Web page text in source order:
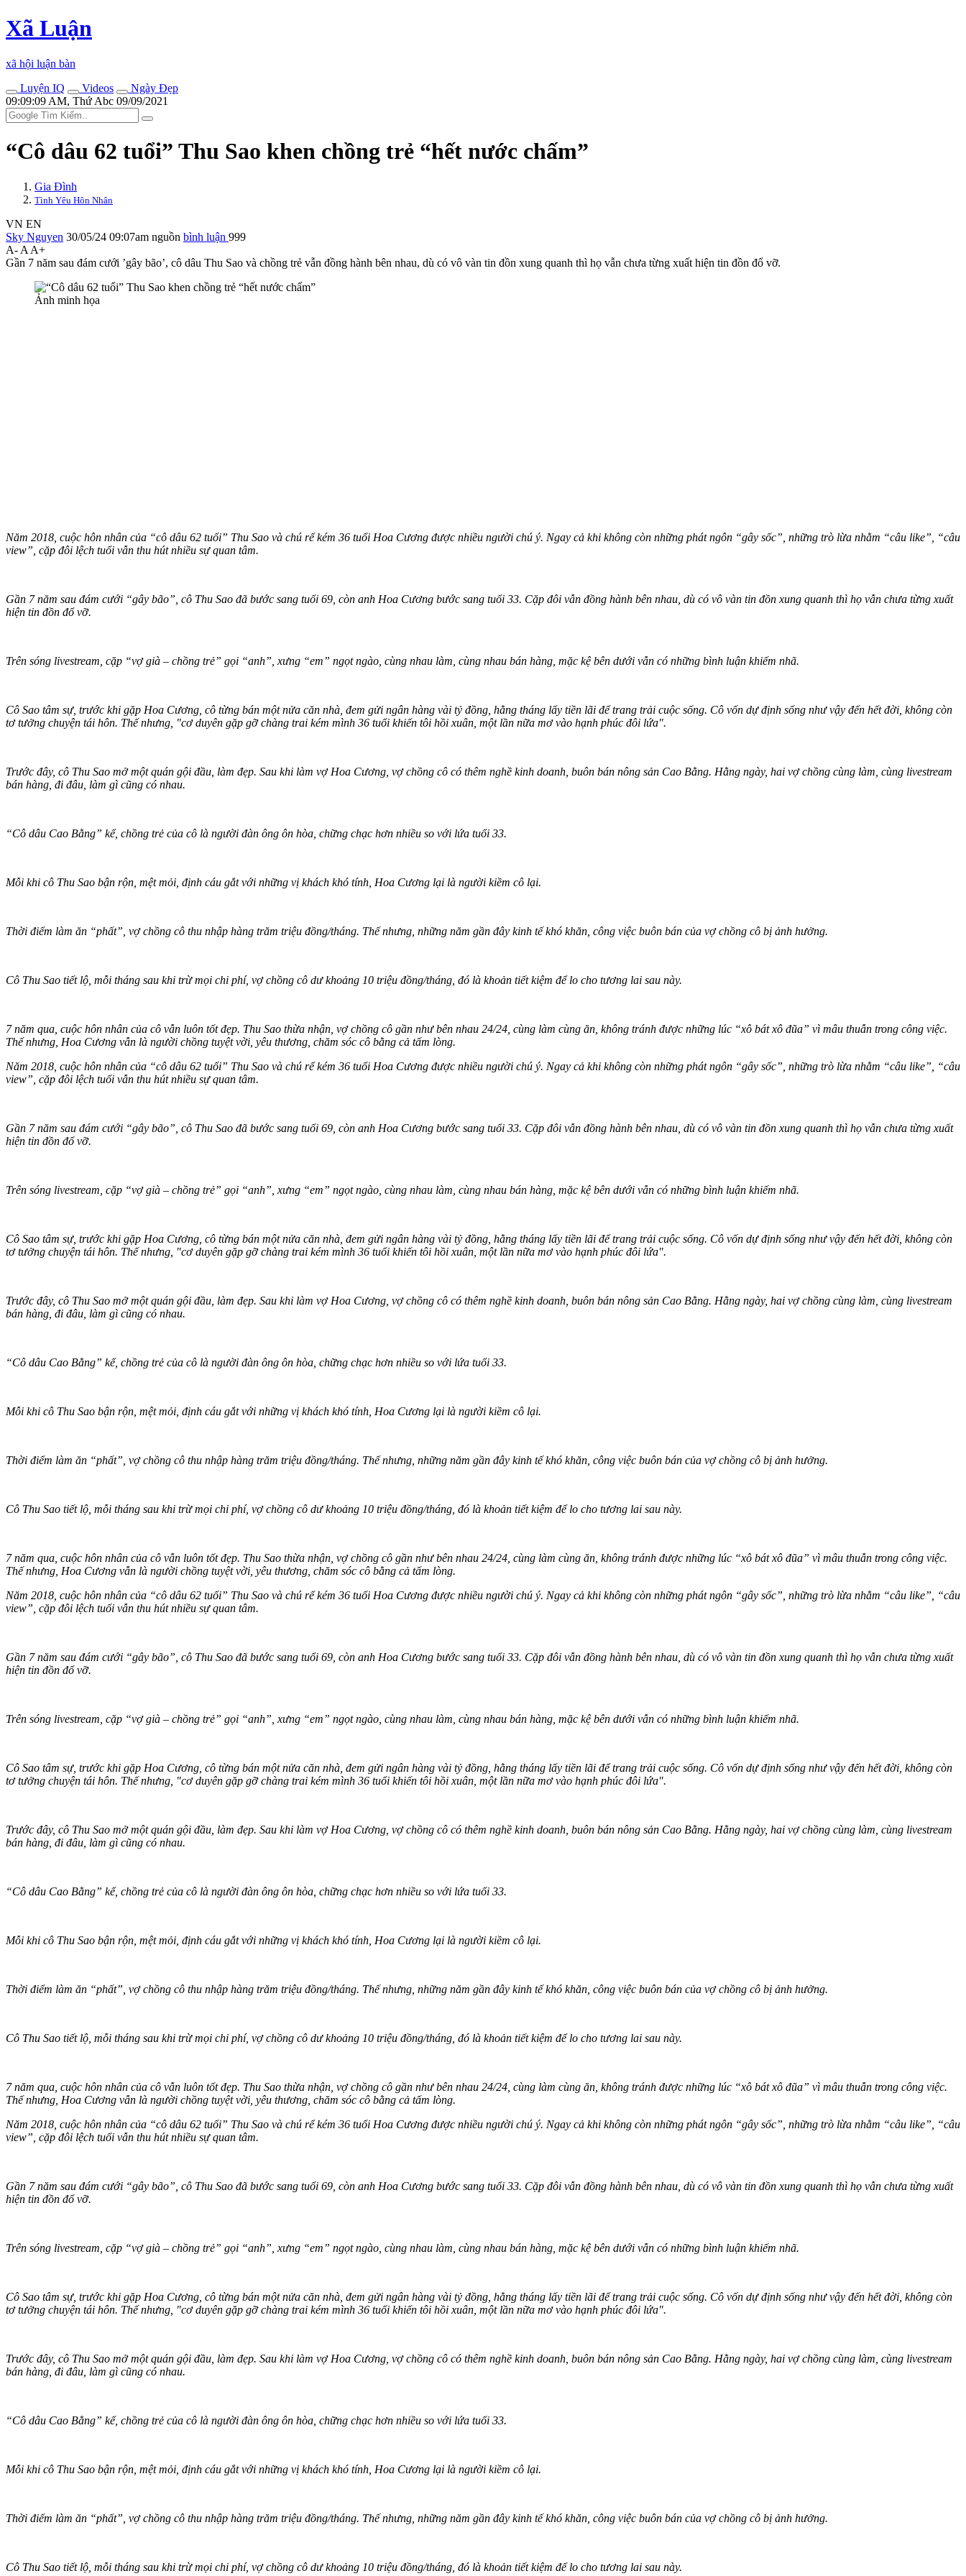
Xã Luận
xã hội luận bàn
Luyện IQ
Videos
Ngày Đẹp
09:09:09 AM, Thứ Abc 09/09/2021
“Cô dâu 62 tuổi” Thu Sao khen chồng trẻ “hết nước chấm”
Gia Đình
Tình Yêu Hôn Nhân
VN EN
Sky Nguyen 30/05/24 09:07am nguồn bình luận 999
A- A A+
Gần 7 năm sau đám cưới ’gây bão’, cô dâu Thu Sao và chồng trẻ vẫn đồng hành bên nhau, dù có vô vàn tin đồn xung quanh thì họ vẫn chưa từng xuất hiện tin đồn đổ vỡ.
Ảnh minh họa
Năm 2018, cuộc hôn nhân của “cô dâu 62 tuổi” Thu Sao và chú rể kém 36 tuổi Hoa Cương được nhiều người chú ý. Ngay cả khi không còn những phát ngôn “gây sốc”, những trò lừa nhằm “câu like”, “câu
view”, cặp đôi lệch tuổi vẫn thu hút nhiều sự quan tâm.
Gần 7 năm sau đám cưới “gây bão”, cô Thu Sao đã bước sang tuổi 69, còn anh Hoa Cương bước sang tuổi 33. Cặp đôi vẫn đồng hành bên nhau, dù có vô vàn tin đồn xung quanh thì họ vẫn chưa từng xuất
hiện tin đồn đổ vỡ.
Trên sóng livestream, cặp “vợ già – chồng trẻ” gọi “anh”, xưng “em” ngọt ngào, cùng nhau làm, cùng nhau bán hàng, mặc kệ bên dưới vẫn có những bình luận khiếm nhã.
Cô Sao tâm sự, trước khi gặp Hoa Cương, cô từng bán một nửa căn nhà, đem gửi ngân hàng vài tỷ đồng, hằng tháng lấy tiền lãi để trang trải cuộc sống. Cô vốn dự định sống như vậy đến hết đời, không còn
tơ tưởng chuyện tái hôn. Thế nhưng, "cơ duyên gặp gỡ chàng trai kém mình 36 tuổi khiến tôi hồi xuân, một lần nữa mơ vào hạnh phúc đôi lứa".
Trước đây, cô Thu Sao mở một quán gội đầu, làm đẹp. Sau khi làm vợ Hoa Cương, vợ chồng cô có thêm nghề kinh doanh, buôn bán nông sản Cao Bằng. Hằng ngày, hai vợ chồng cùng làm, cùng livestream
bán hàng, đi đâu, làm gì cũng có nhau.
“Cô dâu Cao Bằng” kể, chồng trẻ của cô là người đàn ông ôn hòa, chững chạc hơn nhiều so với lứa tuổi 33.
Mỗi khi cô Thu Sao bận rộn, mệt mỏi, định cáu gắt với những vị khách khó tính, Hoa Cương lại là người kiềm cô lại.
Thời điểm làm ăn “phất”, vợ chồng cô thu nhập hàng trăm triệu đồng/tháng. Thế nhưng, những năm gần đây kinh tế khó khăn, công việc buôn bán của vợ chồng cô bị ảnh hưởng.
Cô Thu Sao tiết lộ, mỗi tháng sau khi trừ mọi chi phí, vợ chồng cô dư khoảng 10 triệu đồng/tháng, đó là khoản tiết kiệm để lo cho tương lai sau này.
7 năm qua, cuộc hôn nhân của cô vẫn luôn tốt đẹp. Thu Sao thừa nhận, vợ chồng cô gần như bên nhau 24/24, cùng làm cùng ăn, không tránh được những lúc “xô bát xô đũa” vì mâu thuẫn trong công việc.
Thế nhưng, Hoa Cương vẫn là người chồng tuyệt vời, yêu thương, chăm sóc cô bằng cả tấm lòng.
Năm 2018, cuộc hôn nhân của “cô dâu 62 tuổi” Thu Sao và chú rể kém 36 tuổi Hoa Cương được nhiều người chú ý. Ngay cả khi không còn những phát ngôn “gây sốc”, những trò lừa nhằm “câu like”, “câu
view”, cặp đôi lệch tuổi vẫn thu hút nhiều sự quan tâm.
Gần 7 năm sau đám cưới “gây bão”, cô Thu Sao đã bước sang tuổi 69, còn anh Hoa Cương bước sang tuổi 33. Cặp đôi vẫn đồng hành bên nhau, dù có vô vàn tin đồn xung quanh thì họ vẫn chưa từng xuất
hiện tin đồn đổ vỡ.
Trên sóng livestream, cặp “vợ già – chồng trẻ” gọi “anh”, xưng “em” ngọt ngào, cùng nhau làm, cùng nhau bán hàng, mặc kệ bên dưới vẫn có những bình luận khiếm nhã.
Cô Sao tâm sự, trước khi gặp Hoa Cương, cô từng bán một nửa căn nhà, đem gửi ngân hàng vài tỷ đồng, hằng tháng lấy tiền lãi để trang trải cuộc sống. Cô vốn dự định sống như vậy đến hết đời, không còn
tơ tưởng chuyện tái hôn. Thế nhưng, "cơ duyên gặp gỡ chàng trai kém mình 36 tuổi khiến tôi hồi xuân, một lần nữa mơ vào hạnh phúc đôi lứa".
Trước đây, cô Thu Sao mở một quán gội đầu, làm đẹp. Sau khi làm vợ Hoa Cương, vợ chồng cô có thêm nghề kinh doanh, buôn bán nông sản Cao Bằng. Hằng ngày, hai vợ chồng cùng làm, cùng livestream
bán hàng, đi đâu, làm gì cũng có nhau.
“Cô dâu Cao Bằng” kể, chồng trẻ của cô là người đàn ông ôn hòa, chững chạc hơn nhiều so với lứa tuổi 33.
Mỗi khi cô Thu Sao bận rộn, mệt mỏi, định cáu gắt với những vị khách khó tính, Hoa Cương lại là người kiềm cô lại.
Thời điểm làm ăn “phất”, vợ chồng cô thu nhập hàng trăm triệu đồng/tháng. Thế nhưng, những năm gần đây kinh tế khó khăn, công việc buôn bán của vợ chồng cô bị ảnh hưởng.
Cô Thu Sao tiết lộ, mỗi tháng sau khi trừ mọi chi phí, vợ chồng cô dư khoảng 10 triệu đồng/tháng, đó là khoản tiết kiệm để lo cho tương lai sau này.
7 năm qua, cuộc hôn nhân của cô vẫn luôn tốt đẹp. Thu Sao thừa nhận, vợ chồng cô gần như bên nhau 24/24, cùng làm cùng ăn, không tránh được những lúc “xô bát xô đũa” vì mâu thuẫn trong công việc.
Thế nhưng, Hoa Cương vẫn là người chồng tuyệt vời, yêu thương, chăm sóc cô bằng cả tấm lòng.
Năm 2018, cuộc hôn nhân của “cô dâu 62 tuổi” Thu Sao và chú rể kém 36 tuổi Hoa Cương được nhiều người chú ý. Ngay cả khi không còn những phát ngôn “gây sốc”, những trò lừa nhằm “câu like”, “câu
view”, cặp đôi lệch tuổi vẫn thu hút nhiều sự quan tâm.
Gần 7 năm sau đám cưới “gây bão”, cô Thu Sao đã bước sang tuổi 69, còn anh Hoa Cương bước sang tuổi 33. Cặp đôi vẫn đồng hành bên nhau, dù có vô vàn tin đồn xung quanh thì họ vẫn chưa từng xuất
hiện tin đồn đổ vỡ.
Trên sóng livestream, cặp “vợ già – chồng trẻ” gọi “anh”, xưng “em” ngọt ngào, cùng nhau làm, cùng nhau bán hàng, mặc kệ bên dưới vẫn có những bình luận khiếm nhã.
Cô Sao tâm sự, trước khi gặp Hoa Cương, cô từng bán một nửa căn nhà, đem gửi ngân hàng vài tỷ đồng, hằng tháng lấy tiền lãi để trang trải cuộc sống. Cô vốn dự định sống như vậy đến hết đời, không còn
tơ tưởng chuyện tái hôn. Thế nhưng, "cơ duyên gặp gỡ chàng trai kém mình 36 tuổi khiến tôi hồi xuân, một lần nữa mơ vào hạnh phúc đôi lứa".
Trước đây, cô Thu Sao mở một quán gội đầu, làm đẹp. Sau khi làm vợ Hoa Cương, vợ chồng cô có thêm nghề kinh doanh, buôn bán nông sản Cao Bằng. Hằng ngày, hai vợ chồng cùng làm, cùng livestream
bán hàng, đi đâu, làm gì cũng có nhau.
“Cô dâu Cao Bằng” kể, chồng trẻ của cô là người đàn ông ôn hòa, chững chạc hơn nhiều so với lứa tuổi 33.
Mỗi khi cô Thu Sao bận rộn, mệt mỏi, định cáu gắt với những vị khách khó tính, Hoa Cương lại là người kiềm cô lại.
Thời điểm làm ăn “phất”, vợ chồng cô thu nhập hàng trăm triệu đồng/tháng. Thế nhưng, những năm gần đây kinh tế khó khăn, công việc buôn bán của vợ chồng cô bị ảnh hưởng.
Cô Thu Sao tiết lộ, mỗi tháng sau khi trừ mọi chi phí, vợ chồng cô dư khoảng 10 triệu đồng/tháng, đó là khoản tiết kiệm để lo cho tương lai sau này.
7 năm qua, cuộc hôn nhân của cô vẫn luôn tốt đẹp. Thu Sao thừa nhận, vợ chồng cô gần như bên nhau 24/24, cùng làm cùng ăn, không tránh được những lúc “xô bát xô đũa” vì mâu thuẫn trong công việc.
Thế nhưng, Hoa Cương vẫn là người chồng tuyệt vời, yêu thương, chăm sóc cô bằng cả tấm lòng.
Năm 2018, cuộc hôn nhân của “cô dâu 62 tuổi” Thu Sao và chú rể kém 36 tuổi Hoa Cương được nhiều người chú ý. Ngay cả khi không còn những phát ngôn “gây sốc”, những trò lừa nhằm “câu like”, “câu
view”, cặp đôi lệch tuổi vẫn thu hút nhiều sự quan tâm.
Gần 7 năm sau đám cưới “gây bão”, cô Thu Sao đã bước sang tuổi 69, còn anh Hoa Cương bước sang tuổi 33. Cặp đôi vẫn đồng hành bên nhau, dù có vô vàn tin đồn xung quanh thì họ vẫn chưa từng xuất
hiện tin đồn đổ vỡ.
Trên sóng livestream, cặp “vợ già – chồng trẻ” gọi “anh”, xưng “em” ngọt ngào, cùng nhau làm, cùng nhau bán hàng, mặc kệ bên dưới vẫn có những bình luận khiếm nhã.
Cô Sao tâm sự, trước khi gặp Hoa Cương, cô từng bán một nửa căn nhà, đem gửi ngân hàng vài tỷ đồng, hằng tháng lấy tiền lãi để trang trải cuộc sống. Cô vốn dự định sống như vậy đến hết đời, không còn
tơ tưởng chuyện tái hôn. Thế nhưng, "cơ duyên gặp gỡ chàng trai kém mình 36 tuổi khiến tôi hồi xuân, một lần nữa mơ vào hạnh phúc đôi lứa".
Trước đây, cô Thu Sao mở một quán gội đầu, làm đẹp. Sau khi làm vợ Hoa Cương, vợ chồng cô có thêm nghề kinh doanh, buôn bán nông sản Cao Bằng. Hằng ngày, hai vợ chồng cùng làm, cùng livestream
bán hàng, đi đâu, làm gì cũng có nhau.
“Cô dâu Cao Bằng” kể, chồng trẻ của cô là người đàn ông ôn hòa, chững chạc hơn nhiều so với lứa tuổi 33.
Mỗi khi cô Thu Sao bận rộn, mệt mỏi, định cáu gắt với những vị khách khó tính, Hoa Cương lại là người kiềm cô lại.
Thời điểm làm ăn “phất”, vợ chồng cô thu nhập hàng trăm triệu đồng/tháng. Thế nhưng, những năm gần đây kinh tế khó khăn, công việc buôn bán của vợ chồng cô bị ảnh hưởng.
Cô Thu Sao tiết lộ, mỗi tháng sau khi trừ mọi chi phí, vợ chồng cô dư khoảng 10 triệu đồng/tháng, đó là khoản tiết kiệm để lo cho tương lai sau này.